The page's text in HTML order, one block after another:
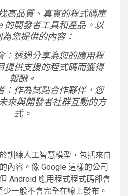
高品質、真實的程式碼庫
的開發者工具和產品。以
為您提供的內容：
：透過分享為您的應用程
提供支援的程式碼而獲得
報酬。
：作為試點合作夥伴，您
來與開發者社群互動的方
式。
訓練人工智慧模型，包括來自
內容。像 Google 這樣的公司
Android 應用程式程式碼卻會
少一般不會完全在線上發布。